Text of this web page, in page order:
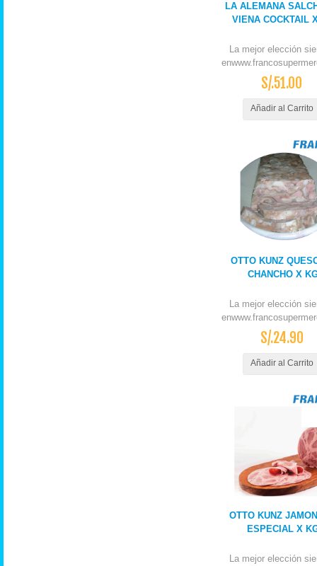
LA ALEMANA
VIENA COCKTAIL
La mejor elección
S/.51.00
Añadir al Carrito
OTTO KUNZ
CHANCHO X
La mejor elección
S/.24.90
Añadir al Carrito
OTTO KUNZ
ESPECIAL X
La mejor elección